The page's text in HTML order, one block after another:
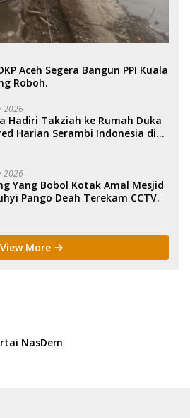
Aceh Segera Bangun PPI Kuala
Roboh.
2026
Hadiri Takziah ke Rumah Duka
Harian Serambi Indonesia di
2026
Yang Bobol Kotak Amal Mesjid
Pango Deah Terekam CCTV.
View More
NasDem